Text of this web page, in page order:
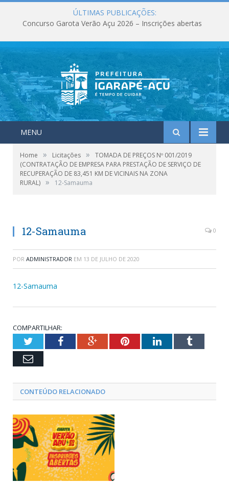
ÚLTIMAS PUBLICAÇÕES:
Concurso Garota Verão Açu 2026 – Inscrições abertas
MENU
Home » Licitações »
TOMADA DE PREÇOS Nº 001/2019
(CONTRATAÇÃO DE EMPRESA PARA PRESTAÇÃO DE SERVIÇO DE
RECUPERAÇÃO DE 83,451 KM DE VICINAIS NA ZONA
RURAL) » 12-Samauma
12-Samauma 0
POR ADMINISTRADOR EM 13 DE JULHO DE 2020
12-Samauma
COMPARTILHAR:
TwitterFacebookGoogle+PinterestLinkedInTumblr
Email
CONTEÚDO RELACIONADO